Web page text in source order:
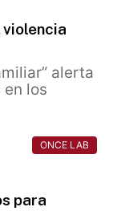
violencia
alerta
los
ONCE LAB
para